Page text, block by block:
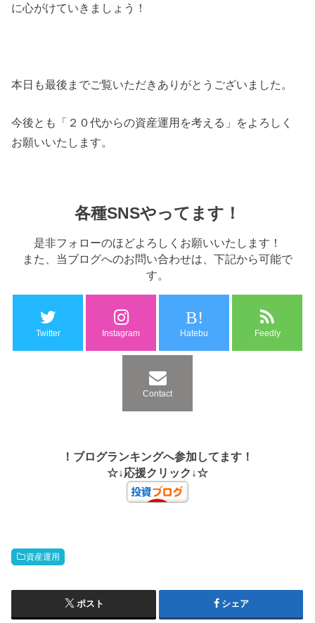
に心がけていきましょう！
本日も最後までご覧いただきありがとうございました。
今後とも「２０代からの資産運用を考える」をよろしく
お願いいたします。
各種SNSやってます！
是非フォローのほどよろしくお願いいたします！
また、当ブログへのお問い合わせは、下記から可能で
す。
Twitter Instagram
B!
Hatebu Feedly
Contact
！ブログランキングへ参加してます！
☆↓応援クリック↓☆
資産運用
ポスト シェア